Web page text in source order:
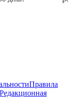
Правила
Редакционная